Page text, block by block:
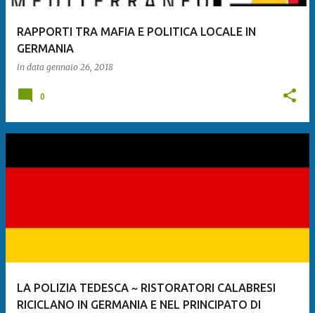
RAPPORTI TRA MAFIA E POLITICA LOCALE IN
GERMANIA
in data gennaio 26, 2018
0
LA POLIZIA TEDESCA ~ RISTORATORI CALABRESI
RICICLANO IN GERMANIA E NEL PRINCIPATO DI